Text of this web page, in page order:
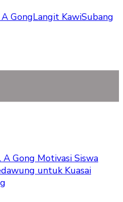
GongLangit KawiSubang
A Gong Motivasi Siswa
untuk Kuasai